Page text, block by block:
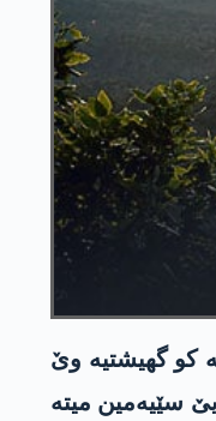
كو گهیشتیه‌ وێ
سێیه‌مین میته‌